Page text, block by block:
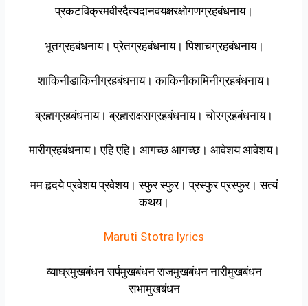
प्रकटविक्रमवीरदैत्यदानवयक्षरक्षोगणग्रहबंधनाय।
भूतग्रहबंधनाय। प्रेतग्रहबंधनाय। पिशाचग्रहबंधनाय।
शाकिनीडाकिनीग्रहबंधनाय। काकिनीकामिनीग्रहबंधनाय।
ब्रह्मग्रहबंधनाय। ब्रह्मराक्षसग्रहबंधनाय। चोरग्रहबंधनाय।
मारीग्रहबंधनाय। एहि एहि। आगच्छ आगच्छ। आवेशय आवेशय।
मम हृदये प्रवेशय प्रवेशय। स्फुर स्फुर। प्रस्फुर प्रस्फुर। सत्यं
कथय।
Maruti Stotra lyrics
व्याघ्रमुखबंधन सर्पमुखबंधन राजमुखबंधन नारीमुखबंधन
सभामुखबंधन